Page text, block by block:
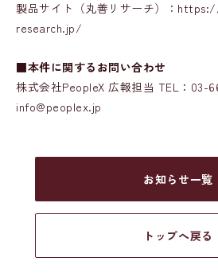
製品サイト（丸善リサーチ）：
research.jp/
■本件に関するお問い合わせ
株式会社PeopleX 広報担当 TEL：03-
info@peoplex.jp
お知らせ一覧
トップへ戻る